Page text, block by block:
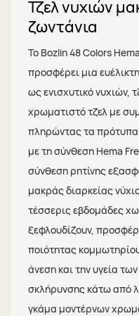
Τζελ νυχιών
ζωντάνια
Το Bozlin 48 Colors
προσφέρει μια
ως ενισχυτικό νυχιών,
χρωματιστό τζελ με
πληρώντας τα
με τη σύνθεση Hema
σύνθεση ρητίνης
μακράς διαρκείας
τέσσερις εβδομάδες
ξεφλουδίζουν,
ποιότητας
άνεση και την υγεία
σκλήρυνσης κάτω από
γκάμα μοντέρνων